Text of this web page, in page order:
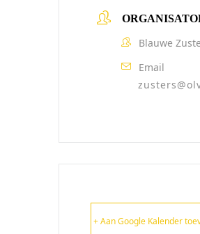
Blauwe
Email
+ Aan Google Kalender